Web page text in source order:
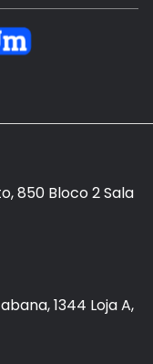
850 Bloco 2 Sala
1344 Loja A,